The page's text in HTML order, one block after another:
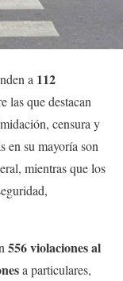
a 112
las que destacan
censura y
en su mayoría son
mientras que los
556 violaciones al
a particulares,